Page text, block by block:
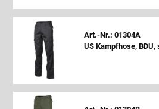
Art.-Nr.: 01304A
US Kampfhose, BDU,